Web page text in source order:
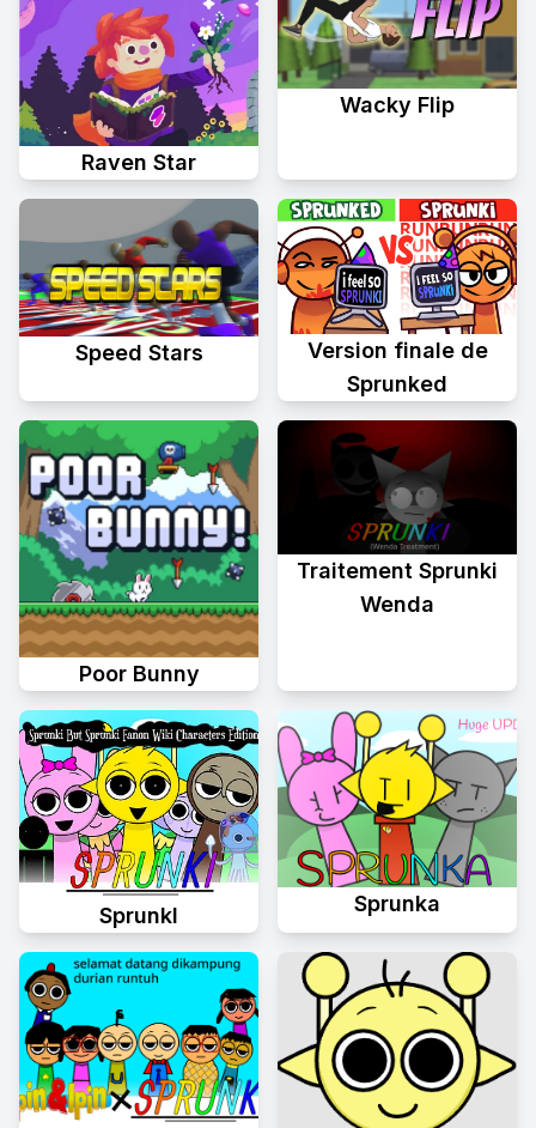
Raven Star
Wacky Flip
Speed Stars
Version finale de
Sprunked
Poor Bunny
Traitement Sprunki
Wenda
Sprunkl
Sprunka